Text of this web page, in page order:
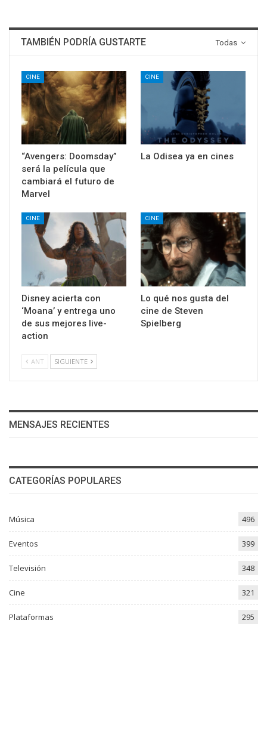
Todas
TAMBIÉN PODRÍA GUSTARTE
CINE
“Avengers: Doomsday”
será la película que
cambiará el futuro de
Marvel
CINE
La Odisea ya en cines
CINE
Disney acierta con
‘Moana’ y entrega uno
de sus mejores live-
action
CINE
Lo qué nos gusta del
cine de Steven
Spielberg
ANT SIGUIENTE
MENSAJES RECIENTES
CATEGORÍAS POPULARES
Música 496
Eventos 399
Televisión 348
Cine 321
Plataformas 295